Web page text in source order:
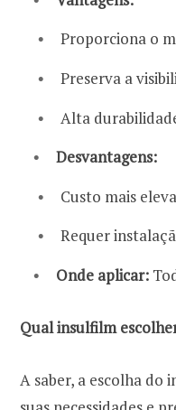
Proporciona o
Preserva a
Alta
Desvantagens:
Custo mais
Requer
Onde aplicar:
Qual insulfilm
A saber, a escolha do